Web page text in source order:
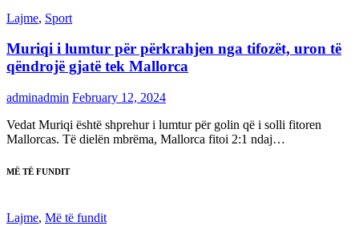
Lajme, Sport
Muriqi i lumtur për përkrahjen nga tifozët, uron të
qëndrojë gjatë tek Mallorca
adminadmin February 12, 2024
Vedat Muriqi është shprehur i lumtur për golin që i solli fitoren
Mallorcas. Të dielën mbrëma, Mallorca fitoi 2:1 ndaj…
MË TË FUNDIT
Lajme, Më të fundit